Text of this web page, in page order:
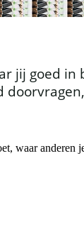
jij goed
waar